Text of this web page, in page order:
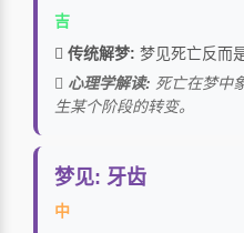
吉
传统解梦: 梦见死亡反而
心理学解读: 死亡在梦中
生某个阶段的转变。
梦见: 牙齿
中